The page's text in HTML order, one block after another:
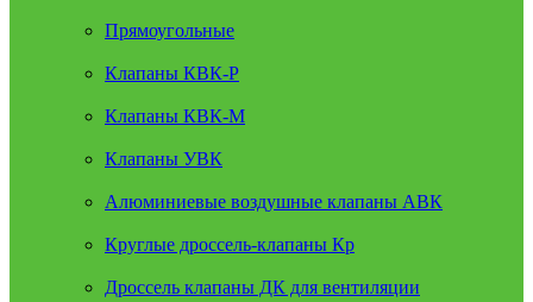
Прямоугольные
Клапаны КВК-Р
Клапаны КВК-М
Клапаны УВК
Алюминиевые воздушные клапаны АВК
Круглые дроссель-клапаны Кр
Дроссель клапаны ДК для вентиляции